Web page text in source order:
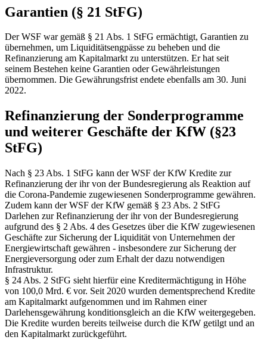
Garantien (§ 21 StFG)
Der WSF war gemäß § 21 Abs. 1 StFG ermächtigt, Garantien zu
übernehmen, um Liquiditätsengpässe zu beheben und die
Refinanzierung am Kapitalmarkt zu unterstützen. Er hat seit
seinem Bestehen keine Garantien oder Gewährleistungen
übernommen. Die Gewährungsfrist endete ebenfalls am 30. Juni
2022.
Refinanzierung der Sonderprogramme
und weiterer Geschäfte der KfW (§23
StFG)
Nach § 23 Abs. 1 StFG kann der WSF der KfW Kredite zur
Refinanzierung der ihr von der Bundesregierung als Reaktion auf
die Corona-Pandemie zugewiesenen Sonderprogramme gewähren.
Zudem kann der WSF der KfW gemäß § 23 Abs. 2 StFG
Darlehen zur Refinanzierung der ihr von der Bundesregierung
aufgrund des § 2 Abs. 4 des Gesetzes über die KfW zugewiesenen
Geschäfte zur Sicherung der Liquidität von Unternehmen der
Energiewirtschaft gewähren - insbesondere zur Sicherung der
Energieversorgung oder zum Erhalt der dazu notwendigen
Infrastruktur.
§ 24 Abs. 2 StFG sieht hierfür eine Kreditermächtigung in Höhe
von 100,0 Mrd. € vor. Seit 2020 wurden dementsprechend Kredite
am Kapitalmarkt aufgenommen und im Rahmen einer
Darlehensgewährung konditionsgleich an die KfW weitergegeben.
Die Kredite wurden bereits teilweise durch die KfW getilgt und an
den Kapitalmarkt zurückgeführt.